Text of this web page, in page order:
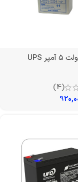
باتری ۱۲ ولت ۵ آمپر UPS
(4)